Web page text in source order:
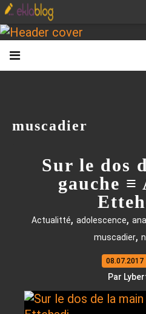
muscadier
Sur le dos
gauche ≡
Actualitté, adolescence,
muscadier,
08.07.2017
Par